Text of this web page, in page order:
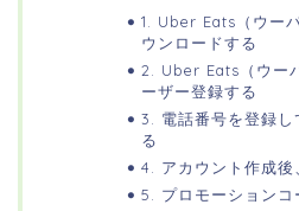
1. Uber Eats（ウー
ウンロードする
2. Uber Eats（ウー
ーザー登録する
3. 電話番号を登録し
る
4. アカウント作成後
5. プロモーションコ